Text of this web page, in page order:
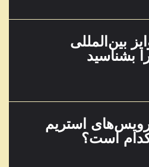
بین‌المللی
بشناسید
استریم
است؟